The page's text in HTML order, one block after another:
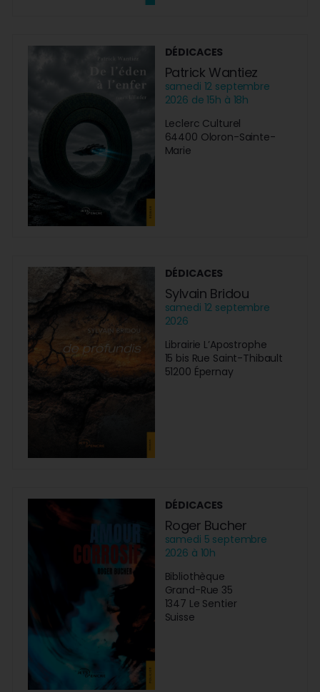
DÉDICACES
Patrick Wantiez
samedi 12 septembre
2026 de 15h à 18h
Leclerc Culturel
64400 Oloron-Sainte-
Marie
DÉDICACES
Sylvain Bridou
samedi 12 septembre
2026
Librairie L’Apostrophe
15 bis Rue Saint-Thibault
51200 Épernay
DÉDICACES
Roger Bucher
samedi 5 septembre
2026 à 10h
Bibliothèque
Grand-Rue 35
1347 Le Sentier
Suisse